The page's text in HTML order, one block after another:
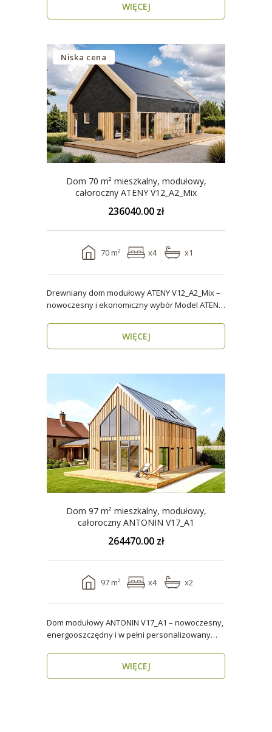
WIĘCEJ
Niska cena
Dom 70 m² mieszkalny, modułowy,
całoroczny ATENY V12_A2_Mix
236040.00 zł
70 m² x4 x1
Drewniany dom modułowy ATENY V12_A2_Mix –
nowoczesny i ekonomiczny wybór Model ATENY
WIĘCEJ
Dom 97 m² mieszkalny, modułowy,
całoroczny ANTONIN V17_A1
264470.00 zł
97 m² x4 x2
Dom modułowy ANTONIN V17_A1 – nowoczesny,
energooszczędny i w pełni personalizowany
WIĘCEJ